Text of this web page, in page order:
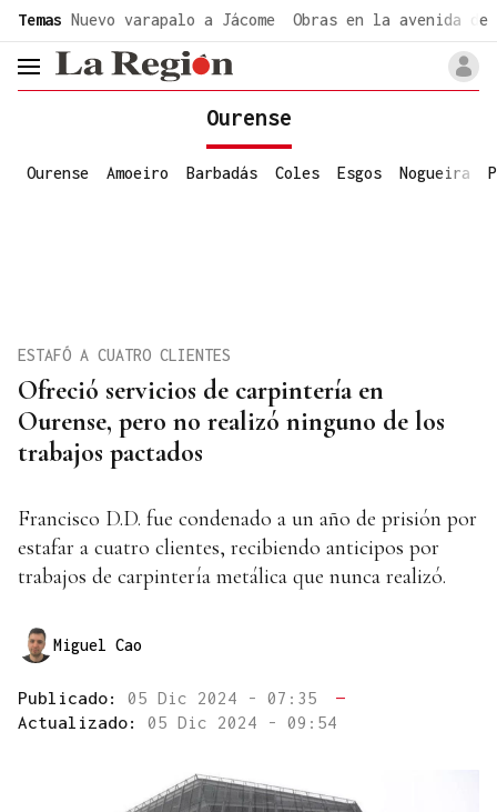
Temas Nuevo varapalo a Jácome Obras en la avenida de
header.menu.open
Ourense
Ourense Amoeiro Barbadás Coles Esgos Nogueira
Ofreció servicios de carpintería en
Ourense, pero no realizó ninguno de los
trabajos pactados
ESTAFÓ A CUATRO CLIENTES
Francisco D.D. fue condenado a un año de prisión por
estafar a cuatro clientes, recibiendo anticipos por
trabajos de carpintería metálica que nunca realizó.
Miguel Cao
Publicado: 05 Dic 2024 - 07:35
—
Actualizado: 05 Dic 2024 - 09:54